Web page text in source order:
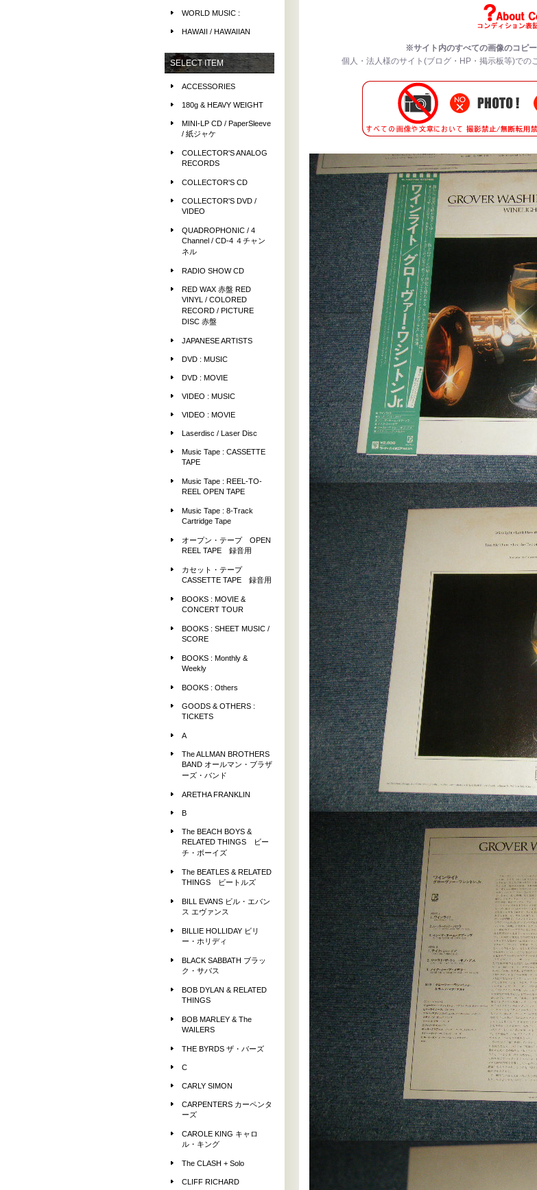
WORLD MUSIC :
HAWAII / HAWAIIAN
SELECT ITEM
ACCESSORIES
180g & HEAVY WEIGHT
MINI-LP CD / PaperSleeve
/ 紙ジャケ
COLLECTOR'S ANALOG
RECORDS
COLLECTOR'S CD
COLLECTOR'S DVD /
VIDEO
QUADROPHONIC / 4
Channel / CD-4 ４チャン
ネル
RADIO SHOW CD
RED WAX 赤盤 RED
VINYL / COLORED
RECORD / PICTURE
DISC 赤盤
JAPANESE ARTISTS
DVD : MUSIC
DVD : MOVIE
VIDEO : MUSIC
VIDEO : MOVIE
Laserdisc / Laser Disc
Music Tape : CASSETTE
TAPE
Music Tape : REEL-TO-
REEL OPEN TAPE
Music Tape : 8-Track
Cartridge Tape
オープン・テープ OPEN
REEL TAPE 録音用
カセット・テープ
CASSETTE TAPE 録音用
BOOKS : MOVIE &
CONCERT TOUR
BOOKS : SHEET MUSIC /
SCORE
BOOKS : Monthly &
Weekly
BOOKS : Others
GOODS & OTHERS :
TICKETS
A
The ALLMAN BROTHERS
BAND オールマン・ブラザ
ーズ・バンド
ARETHA FRANKLIN
B
The BEACH BOYS &
RELATED THINGS ビー
チ・ボーイズ
The BEATLES & RELATED
THINGS ビートルズ
BILL EVANS ビル・エバン
ス エヴァンス
BILLIE HOLLIDAY ビリ
ー・ホリディ
BLACK SABBATH ブラッ
ク・サバス
BOB DYLAN & RELATED
THINGS
BOB MARLEY & The
WAILERS
THE BYRDS ザ・バーズ
C
CARLY SIMON
CARPENTERS カーペンタ
ーズ
CAROLE KING キャロ
ル・キング
The CLASH + Solo
CLIFF RICHARD
※サイト内のすべての画像のコピ
個人・法人様のサイト(ブログ・HP・掲示板等)での